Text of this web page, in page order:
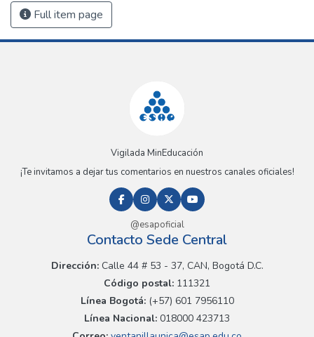
Full item page
Vigilada MinEducación
¡Te invitamos a dejar tus comentarios en nuestros canales oficiales!
@esapoficial
Contacto Sede Central
Dirección:Calle 44 # 53 - 37, CAN, Bogotá D.C.
Código postal: 111321
Línea Bogotá:(+57) 601 7956110
Línea Nacional: 018000 423713